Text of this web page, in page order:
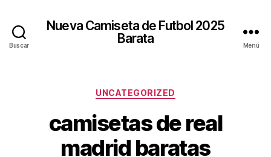
Buscar
Nueva Camiseta de Futbol 2025
Barata
Menú
Categorías
UNCATEGORIZED
camisetas de real
madrid baratas